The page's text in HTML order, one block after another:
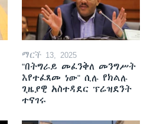
ማርች 13, 2025
"በትግራይ መፈንቅለ መንግሥት
እየተፈጸመ ነው" ሲሉ የክልሉ
ጊዜያዊ አስተዳደር ፕሬዝደንት
ተናገሩ